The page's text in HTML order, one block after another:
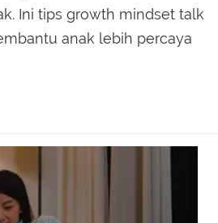
Ini tips growth mindset talk
anak lebih percaya